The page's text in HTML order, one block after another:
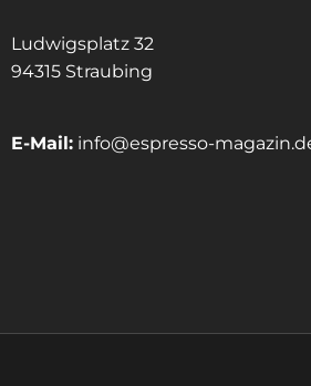
Ludwigsplatz 32
94315 Straubing
E-Mail: info@espresso-